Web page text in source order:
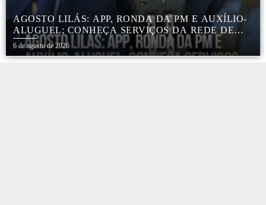
AGOSTO LILÁS: APP, RONDA DA PM E AUXÍLIO-
ALUGUEL; CONHEÇA SERVIÇOS DA REDE DE
PROTEÇÃO ÀS MULHERES NO ESTADO DE SP
6 de agosto de 2026